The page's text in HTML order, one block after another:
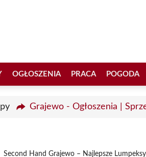
OGŁOSZENIA PRACA POGODA
Grajewo - Ogłoszenia |
Second Hand Grajewo – Najlepsze